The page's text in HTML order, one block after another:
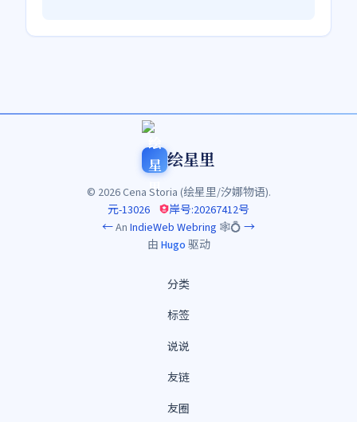
绘星里
© 2026 Cena Storia (绘星里/汐娜物语).
元-13026
岸号:20267412号
←An IndieWeb Webring 🕸💍 →
由 Hugo 驱动
分类
标签
说说
友链
友圈